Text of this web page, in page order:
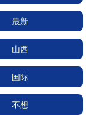
最新
山西
国际
不想